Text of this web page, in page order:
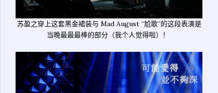
苏盈之穿上这套黑金裙装与 Mad August “尬歌”的这段表演是
当晚最最最棒的部分（我个人觉得啦）！